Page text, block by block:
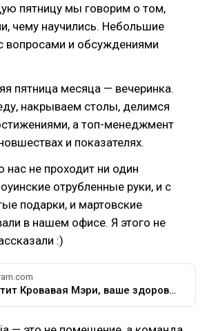
пятницу мы говорим о том,
чему научились. Небольшие
вопросами и обсуждениями
пятница месяца — вечеринка.
накрываем столы, делимся
а топ-менеджмент
и показателях.
нас не проходит ни один
отрубленные руки, и с
подарки, и мартовские
в нашем офисе. Я этого не
:)
#articulкутит Кровавая Мэри, ваше здоровье! P.S. А этого парня мы зарезали.